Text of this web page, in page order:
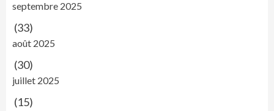
septembre 2025
(33)
août 2025
(30)
juillet 2025
(15)